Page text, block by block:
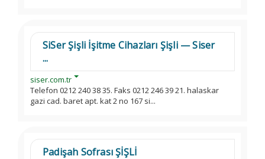
SiSer Şişli İşitme Cihazları Şişli — Siser
...
siser.com.tr
Telefon 0212 240 38 35. Faks 0212 246 39 21. halaskar
gazi cad. baret apt. kat 2 no 167 si...
Padişah Sofrası ŞİŞLİ